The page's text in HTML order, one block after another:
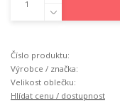
Číslo produktu:
Výrobce / značka:
Velikost oblečku:
Hlídat cenu / dostupnost